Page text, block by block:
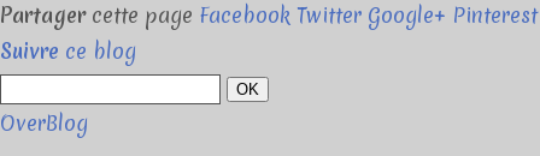
Partagercette page Facebook Twitter Google+ Pinterest
Suivre ce blog
OK
OverBlog